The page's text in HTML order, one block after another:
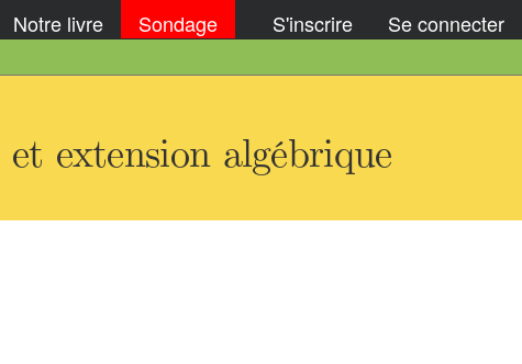
Notre livre Sondage S'inscrire Se connecter
extension algébrique